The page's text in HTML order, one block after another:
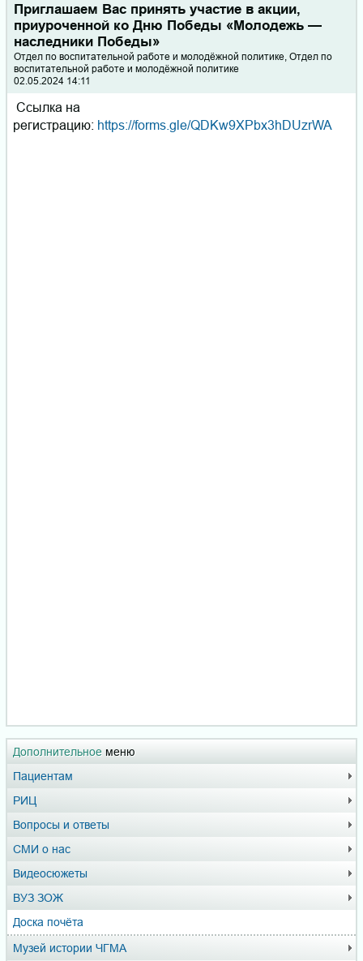
Дополнительное меню
Пациентам
РИЦ
Вопросы и ответы
СМИ о нас
Видеосюжеты
ВУЗ ЗОЖ
Доска почёта
Музей истории ЧГМА
Приглашаем Вас принять участие в акции,
приуроченной ко Дню Победы «Молодежь —
наследники Победы»
Отдел по воспитательной работе и молодёжной политике, Отдел по
воспитательной работе и молодёжной политике
02.05.2024 14:11
Ссылка на
регистрацию: https://forms.gle/QDKw9XPbx3hDUzrWA